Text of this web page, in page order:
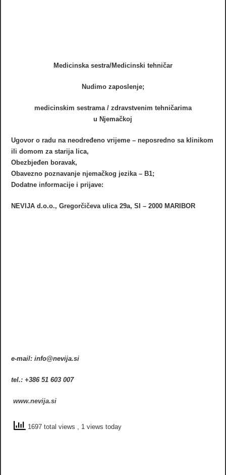
Medicinska sestra/Medicinski tehničar
Nudimo zaposlenje;
medicinskim sestrama / zdravstvenim tehničarima
u Njemačkoj
Ugovor o radu na neodređeno vrijeme – neposredno sa klinikom
ili domom za starija lica,
Obezbjeđen boravak,
Obavezno poznavanje njemačkog jezika – B1;
Dodatne informacije i prijave:
NEVIJA d.o.o., Gregorčičeva ulica 29a, SI – 2000 MARIBOR
e-mail: info@nevija.si
tel.: +386 51 603 007
www.nevija.si
1697 total views , 1 views today